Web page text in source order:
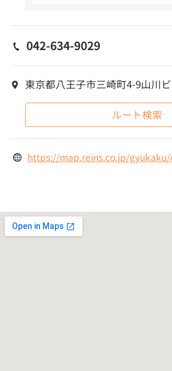
042-634-9029
東京都八王子市三崎町4-9山川
ルート検索
https://map.reins.co.jp/